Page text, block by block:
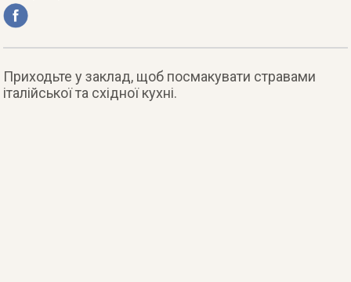
Приходьте у заклад, щоб посмакувати стравами
італійської та східної кухні.